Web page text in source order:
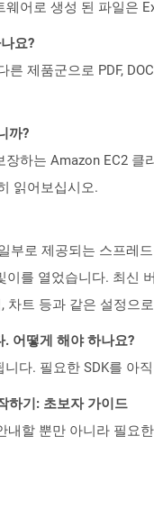
어로 생성 된 파일은
요?
제품군으로 PDF,
까?
하는 Amazon EC2
읽어보십시오.
로 제공되는 스프레
를 열었습니다. 최신
트 등과 같은 설정으
어떻게 해야 하나요?
다. 필요한 SDK를 아
하기: 초보자 가이드
할 뿐만 아니라 필요